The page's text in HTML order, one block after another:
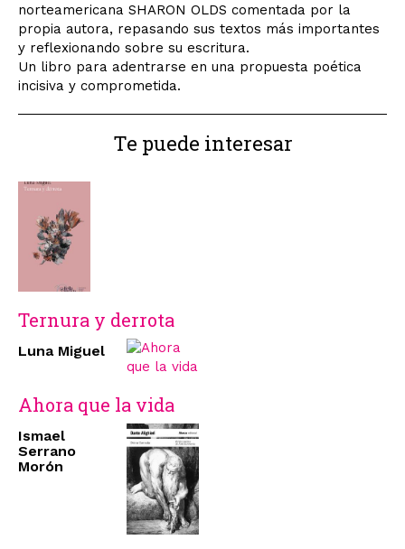
norteamericana SHARON OLDS comentada por la
propia autora, repasando sus textos más importantes
y reflexionando sobre su escritura.
Un libro para adentrarse en una propuesta poética
incisiva y comprometida.
Te puede interesar
Ternura y derrota
Luna Miguel
Ahora que la vida
Ismael
Serrano
Morón